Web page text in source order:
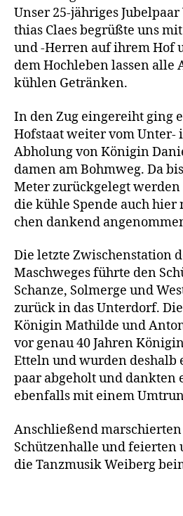
Unser 25-jäh­ri­ges
thi­as Claes begrüß­te uns
und ‑Her­ren auf ihrem Hof
dem Hoch­le­ben las­sen alle
küh­len Getränken.
In den Zug ein­ge­reiht ging
Hof­staat wei­ter vom Unter-
Abho­lung von Köni­gin
da­men am Bohm­weg. Da
Meter zurück­ge­legt
die küh­le Spen­de auch
chen dan­kend
Die letz­te Zwi­schen­sta­ti­on
Maschwe­ges führ­te den
Schan­ze, Sol­mer­ge und
zurück in das Unter­dorf.
Köni­gin Mat­hil­de und
vor genau 40 Jah­ren
Etteln und wur­den des­halb
paar abge­holt und dank­ten
eben­falls mit einem
Anschlie­ßend
Schüt­zen­hal­le und fei­er­ten
die Tanz­mu­sik Wei­berg